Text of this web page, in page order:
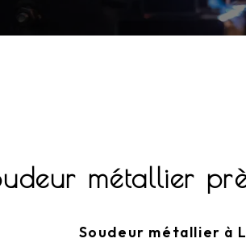
métallier
Soudeur métallier à